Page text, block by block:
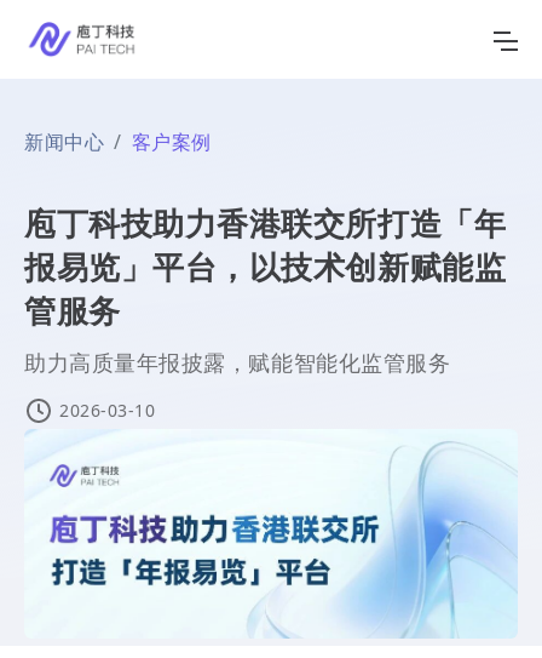
新闻中心 客户案例
庖丁科技助力香港联交所打造「年
报易览」平台，以技术创新赋能监
管服务
助力高质量年报披露，赋能智能化监管服务
2026-03-10